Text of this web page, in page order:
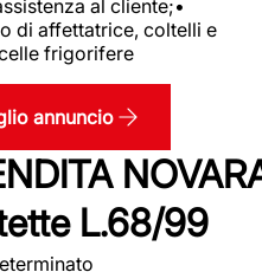
al cliente;•
di affettatrice, coltelli e
frigorifere
annuncio
L.68/99